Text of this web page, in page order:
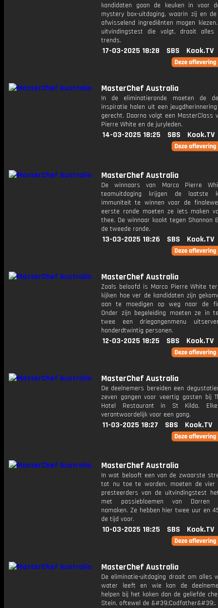
kandidaten gaan de keuken in voor
mystery box-uitdaging, waarin zij en
afwisselend ingrediënten mogen
uitvindingstest die volgt, draait
trends.
17-03-2025 18:28 SBS Kook.TV
MasterChef Australia
In de eliminatieronde moeten de
inspiratie halen uit een
gerecht. Daarna volgt een MasterClass
Pierre White en de juryleden.
14-03-2025 18:25 SBS Kook.TV
MasterChef Australia
De winnaars van Marco Pierre
teamuitdaging krijgen de laatste
immuniteit te winnen voor de
eerste ronde moeten ze iets maken
thee. De winnaar kookt tegen Shannon
de tweede ronde.
13-03-2025 18:26 SBS Kook.TV
MasterChef Australia
Zoals beloofd is Marco Pierre White
kijken hoe ver de kandidaten zijn
aan te moedigen op weg naar de
Onder zijn begeleiding moeten ze in
twee een driegangenmenu
honderdtwintig personen.
12-03-2025 18:25 SBS Kook.TV
MasterChef Australia
De deelnemers bereiden een
zeven gangen voor veertig gasten bij
Hotel Restaurant in St Kilda.
verantwoordelijk voor een gang.
11-03-2025 18:27 SBS Kook.TV
MasterChef Australia
In wat belooft een van de zwaarste
tot nu toe te worden, moeten de vier
presteerders van de uitvindingstest
met passiebloemen van Darren
namaken. Ze hebben hier twee uur en
de tijd voor.
10-03-2025 18:25 SBS Kook.TV
MasterChef Australia
De eliminatie-uitdaging draait om alles
water leeft en wie kan de
helpen bij het koken dan de geliefde
Stein, oftewel de &#39;Codfather&#39;.